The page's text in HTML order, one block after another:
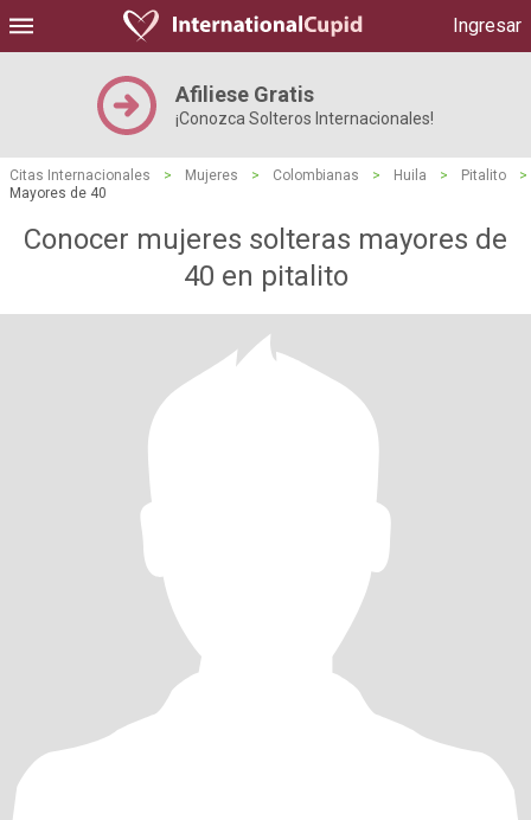
Ingresar
Afiliese Gratis
¡Conozca Solteros Internacionales!
Citas Internacionales > Mujeres > Colombianas > Huila > Pitalito
>
Mayores de 40
Conocer mujeres solteras mayores de
40 en pitalito